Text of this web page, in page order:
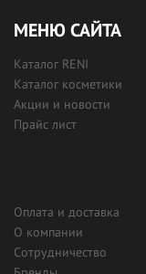
МЕНЮ САЙТА
Каталог RENI
Каталог косметики
Акции и новости
Прайс лист
Оплата и доставка
О компании
Сотрудничество